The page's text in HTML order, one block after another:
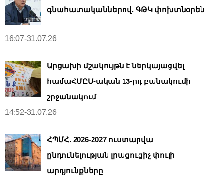
գնահատականներով. ԳԹԿ փոխտնօրեն
16:07-31.07.26
Արցախի մշակույթն է ներկայացվել
համաՀՄԸՄ-ական 13-րդ բանակումի
շրջանակում
14:52-31.07.26
ՀՊՄՀ. 2026-2027 ուստարվա
ընդունելության լրացուցիչ փուլի
արդյունքները